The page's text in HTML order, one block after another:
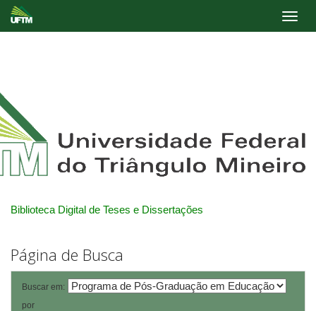
Biblioteca Digital de Teses e Dissertações
Página de Busca
Buscar em:
por